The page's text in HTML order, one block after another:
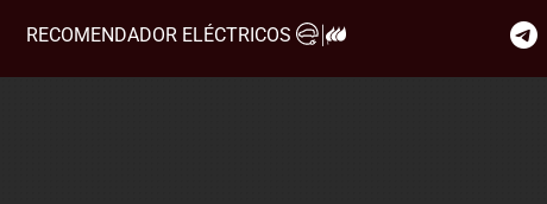
RECOMENDADOR ELÉCTRICOS